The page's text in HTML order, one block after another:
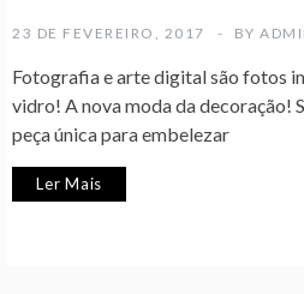
23 DE FEVEREIRO, 2017 BY
Fotografia e arte digital são fotos
vidro! A nova moda da decoração!
peça única para embelezar
Ler Mais